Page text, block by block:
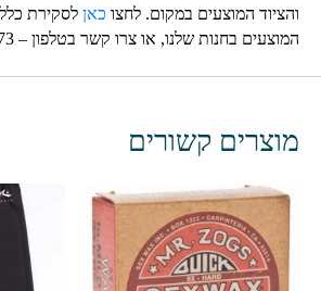
והציוד המוצעים במקום. לחצו כאןלסקירת כלל
המוצעים בחנות שלנו, או צרו קשר בטלפון – 04-8444473
מוצרים קשורים